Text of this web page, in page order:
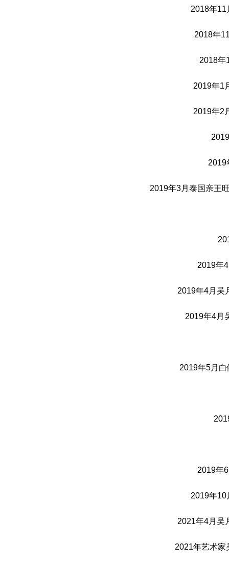
2018年11
2018年
2018年
2019年1
2019年2
2019
2019年3月泰国亲王
2019年
2019年4月吴
2019年4月
2019年5月
2019年
2019年10
2021年4月吴
2021年艺术家